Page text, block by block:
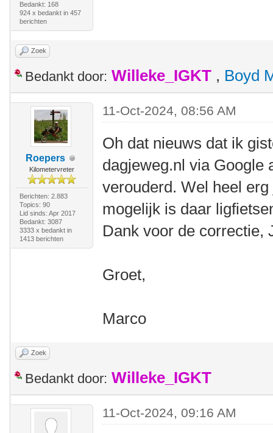
Bedankt: 168
924 x bedankt in 457
berichten
Zoek
Bedankt door: Willeke_IGKT , Boyd
Roepers
Kilometervreter
Berichten: 2.883
Topics: 90
Lid sinds: Apr 2017
Bedankt: 3087
3333 x bedankt in
1413 berichten
11-Oct-2024, 08:56 AM
Oh dat nieuws dat ik
dagjeweg.nl via Google
verouderd. Wel heel
mogelijk is daar
Dank voor de correctie,
Groet,
Marco
Zoek
Bedankt door: Willeke_IGKT
11-Oct-2024, 09:16 AM